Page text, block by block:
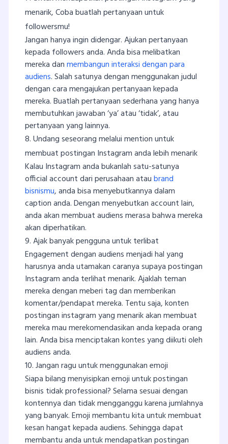
menarik, Coba buatlah pertanyaan untuk
followersmu!
Jangan hanya ingin didengar. Ajukan pertanyaan
kepada followers anda. Anda bisa melibatkan
mereka danmembangun interaksi dengan para
audiens. Salah satunya dengan menggunakan judul
dengan cara mengajukan pertanyaan kepada
mereka. Buatlah pertanyaan sederhana yang hanya
membutuhkan jawaban ‘ya’ atau ‘tidak’, atau
pertanyaan yang lainnya.
8. Undang seseorang melalui mention untuk
membuat postingan Instagram anda lebih menarik
Kalau Instagram anda bukanlah satu-satunya
official account dari perusahaan ataubrand
bisnismu, anda bisa menyebutkannya dalam
caption anda. Dengan menyebutkan account lain,
anda akan membuat audiens merasa bahwa mereka
akan diperhatikan.
9. Ajak banyak pengguna untuk terlibat
Engagement dengan audiens menjadi hal yang
harusnya anda utamakan caranya supaya postingan
Instagram anda terlihat menarik. Ajaklah teman
mereka dengan meberi tag dan memberikan
komentar/pendapat mereka. Tentu saja, konten
postingan instagram yang menarik akan membuat
mereka mau merekomendasikan anda kepada orang
lain. Anda bisa menciptakan kontes yang diikuti oleh
audiens anda.
10. Jangan ragu untuk menggunakan emoji
Siapa bilang menyisipkan emoji untuk postingan
bisnis tidak professional? Selama sesuai dengan
kontennya dan tidak mengganggu karena jumlahnya
yang banyak. Emoji membantu kita untuk membuat
kesan hangat kepada audiens. Sehingga dapat
membantu anda untuk mendapatkan postingan